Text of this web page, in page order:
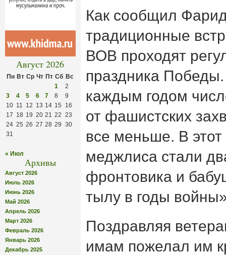
Август 2026
Пн Вт Ср Чт Пт Сб Вс
1
2
3
4 5 6 7 8
9
10 11 12 13 14 15
16
17 18 19 20 21 22 23
24 25 26 27 28 29 30
31
« Июл
Архивы
Август 2026
Июль 2026
Июнь 2026
Май 2026
Апрель 2026
Март 2026
Февраль 2026
Январь 2026
Декабрь 2025
Как сообщил
традиционные
ВОВ проходят
праздника
каждым годом
от фашистских
все меньше. В этот
меджлиса стали
фронтовика и
тылу в годы
Поздравляя
имам пожелал им